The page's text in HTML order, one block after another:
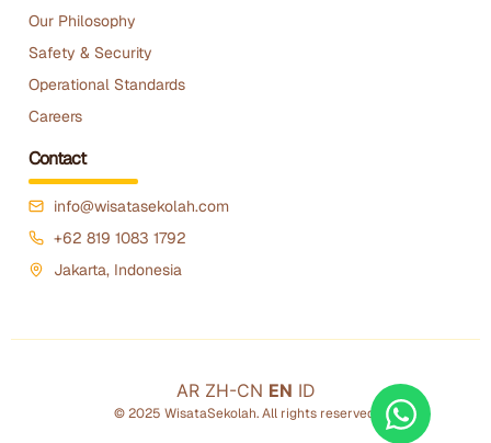
Our Philosophy
Safety & Security
Operational Standards
Careers
Contact
info@wisatasekolah.com
+62 819 1083 1792
Jakarta, Indonesia
© 2025 WisataSekolah. All rights reserved.
AR ZH-CN EN ID